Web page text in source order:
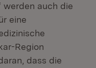
werden auch die
eine
Region
dass die